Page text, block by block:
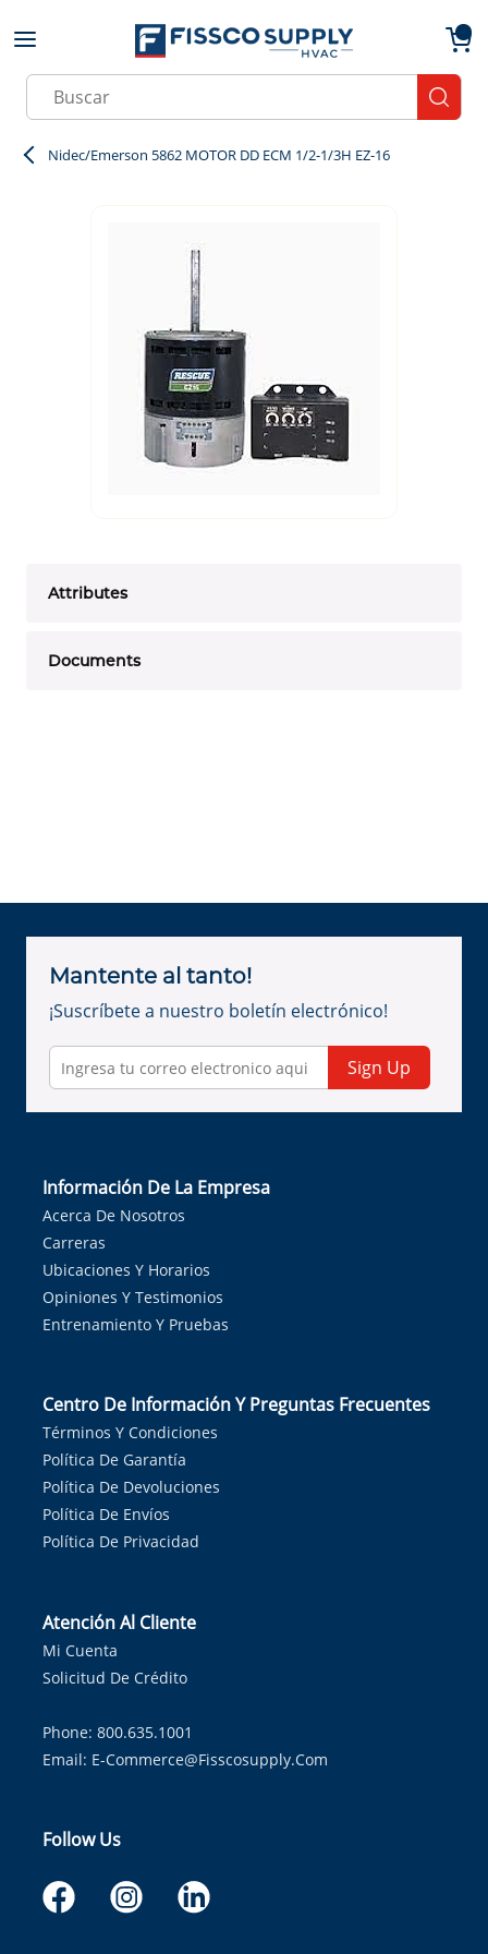
Skip to main content
Site Search
Nidec/Emerson 5862 MOTOR DD ECM 1/2-1/3H EZ-16
Attributes
Documents
Mantente al tanto!
¡Suscríbete a nuestro boletín electrónico!
Sign Up
Información De La Empresa
Acerca De Nosotros
Carreras
Ubicaciones Y Horarios
Opiniones Y Testimonios
Entrenamiento Y Pruebas
Centro De Información Y Preguntas Frecuentes
Términos Y Condiciones
Política De Garantía
Política De Devoluciones
Política De Envíos
Política De Privacidad
Atención Al Cliente
Mi Cuenta
Solicitud De Crédito
Phone: 800.635.1001
Email: E-Commerce@fisscosupply.com
Follow Us